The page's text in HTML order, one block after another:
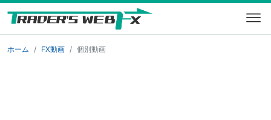
ホーム FX動画 個別動画